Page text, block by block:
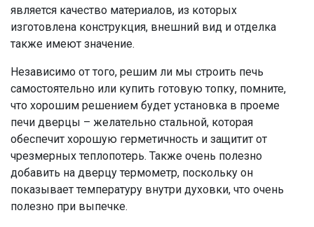
является качество материалов, из которых
изготовлена ​​конструкция, внешний вид и отделка
также имеют значение.
Независимо от того, решим ли мы строить печь
самостоятельно или купить готовую топку, помните,
что хорошим решением будет установка в проеме
печи дверцы – желательно стальной, которая
обеспечит хорошую герметичность и защитит от
чрезмерных теплопотерь. Также очень полезно
добавить на дверцу термометр, поскольку он
показывает температуру внутри духовки, что очень
полезно при выпечке.